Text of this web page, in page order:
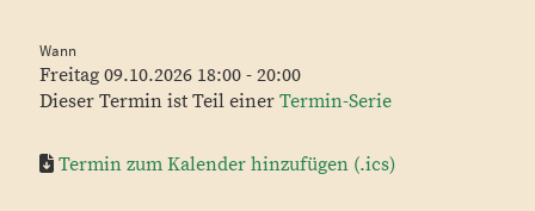
Wann
Freitag 09.10.2026 18:00 - 20:00
Dieser Termin ist Teil einer Termin-Serie
Termin zum Kalender hinzufügen (.ics)